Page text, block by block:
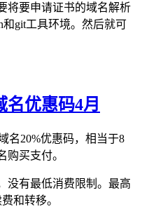
将要申请证书的域名解析
和git工具环境。然后就可
名优惠码4月
名20%优惠码，相当于8
购买支付。
没有最低消费限制。最高
和转移。